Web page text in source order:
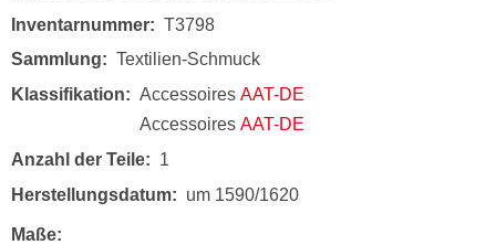
Inventarnummer
T3798
Sammlung
Textilien-Schmuck
Klassifikation
Accessoires AAT-DE
Accessoires AAT-DE
Anzahl der Teile
1
Herstellungsdatum
um 1590/1620
Maße